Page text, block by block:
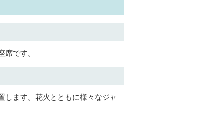
です。
ます。花火とともに様々なジャ